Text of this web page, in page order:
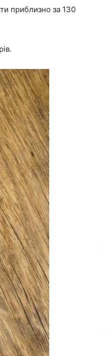
приблизно за 130